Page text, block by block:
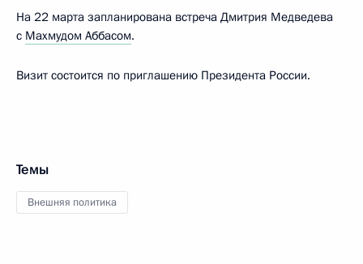
На 22 марта запланирована встреча Дмитрия Медведева
с Махмудом Аббасом.
Визит состоится по приглашению Президента России.
Темы
Внешняя политика